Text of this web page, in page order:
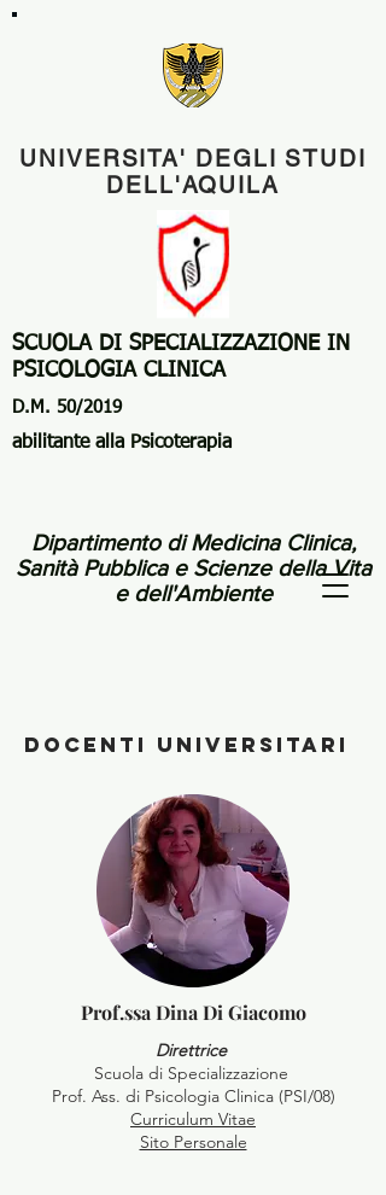
UNIVERSITA' DEGLI STUDI
DELL'AQUILA
Dipartimento di Medicina Clinica,
Sanità Pubblica e Scienze della Vita
e dell'Ambiente
SCUOLA DI SPECIALIZZAZIONE IN
PSICOLOGIA CLINICA
D.M. 50/2019
abilitante alla Psicoterapia
docenti UNiversitari
Prof.ssa Dina Di Giacomo
Direttrice
Scuola di Specializzazione
Prof. Ass. di Psicologia Clinica (PSI/08)
Curriculum Vitae
Sito Personale